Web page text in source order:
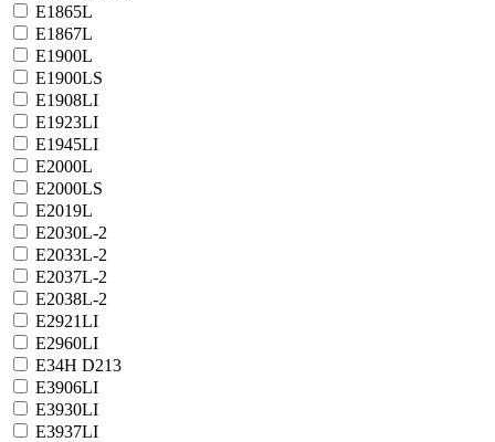
E1865L
E1867L
E1900L
E1900LS
E1908LI
E1923LI
E1945LI
E2000L
E2000LS
E2019L
E2030L-2
E2033L-2
E2037L-2
E2038L-2
E2921LI
E2960LI
E34H D213
E3906LI
E3930LI
E3937LI